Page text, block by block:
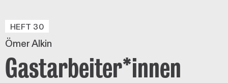
HEFT 30
Ömer Alkin
Gastarbeiter*innen